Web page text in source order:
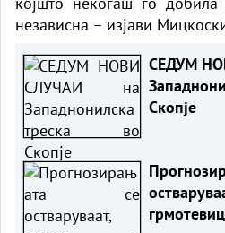
независна – изјави
СЕДУМ
Скопје
грмотевици